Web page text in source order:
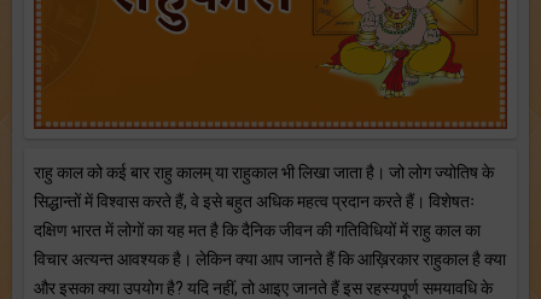
राहु काल को कई बार राहु कालम् या राहुकाल भी लिखा जाता है। जो लोग ज्योतिष के
सिद्धान्तों में विश्वास करते हैं, वे इसे बहुत अधिक महत्व प्रदान करते हैं। विशेषतः
दक्षिण भारत में लोगों का यह मत है कि दैनिक जीवन की गतिविधियों में राहु काल का
विचार अत्यन्त आवश्यक है। लेकिन क्या आप जानते हैं कि आख़िरकार राहुकाल है क्या
और इसका क्या उपयोग है? यदि नहीं, तो आइए जानते हैं इस रहस्यपूर्ण समयावधि के